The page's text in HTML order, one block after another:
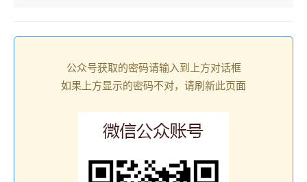
公众号获取的密码请输入到上方对话框
如果上方显示的密码不对，请刷新此页面